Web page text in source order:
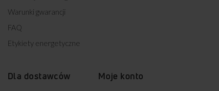
Warunki gwarancji
FAQ
Etykiety energetyczne
Dla dostawców Moje konto